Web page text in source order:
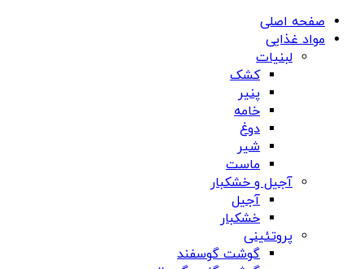
صفحه اصلی
مواد غذایی
لبنیات
کشک
پنیر
خامه
دوغ
شیر
ماست
آجیل و خشکبار
آجیل
خشکبار
پروتئینی
گوشت گوسفند